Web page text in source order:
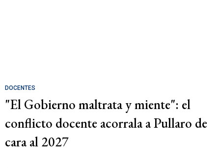
DOCENTES
"El Gobierno maltrata y miente": el
conflicto docente acorrala a Pullaro de
cara al 2027